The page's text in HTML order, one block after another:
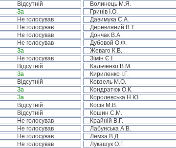
Відсутній Волинець М.Я.
За Гринів І.О.
Не голосував Давимука С.А.
Не голосував Деревляний В.Т.
Не голосував Дончак В.А.
Не голосував Дубовой О.Ф.
За Жеваго К.В.
Не голосував Зімін Є.І.
Відсутній Кальченко В.М.
За Кириленко І.Г.
Відсутній Ковзель М.О.
За Кондратюк О.К.
За Королевська Н.Ю.
Відсутній Косів М.В.
Відсутній Кошин С.М.
Не голосував Крайній В.Г.
Не голосував Лабунська А.В.
Не голосував Лемза В.Д.
Не голосував Лукашук О.Г.